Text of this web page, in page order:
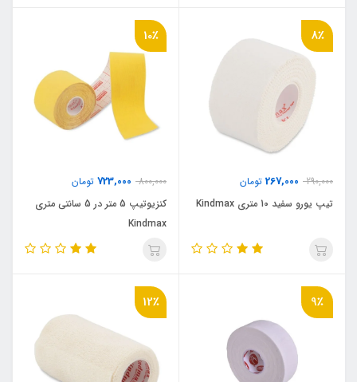
8٪
290,000
267,000 تومان
تيپ يورو سفيد 10 متري Kindmax
10٪
800,000
723,000 تومان
کنزيوتيپ 5 متر در 5 سانتي متري
Kindmax
9٪ 12٪